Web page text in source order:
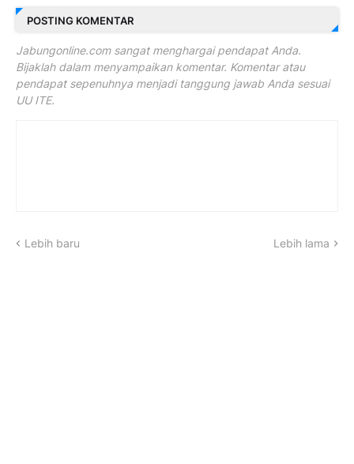
POSTING KOMENTAR
Jabungonline.com sangat menghargai pendapat Anda.
Bijaklah dalam menyampaikan komentar. Komentar atau
pendapat sepenuhnya menjadi tanggung jawab Anda sesuai
UU ITE.
Lebih baru Lebih lama